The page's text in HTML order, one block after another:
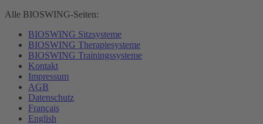
Alle BIOSWING-Seiten:
BIOSWING Sitzsysteme
BIOSWING Therapiesysteme
BIOSWING Trainingssysteme
Kontakt
Impressum
AGB
Datenschutz
Français
English